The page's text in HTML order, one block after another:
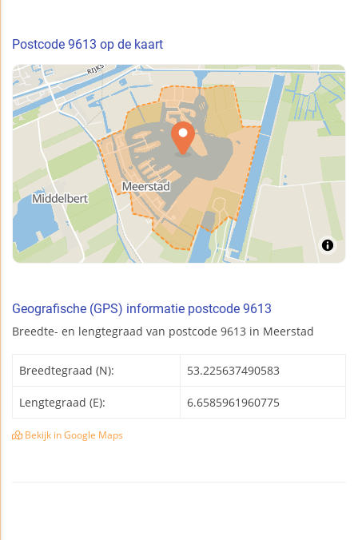
Postcode 9613 op de kaart
Geografische (GPS) informatie postcode 9613
Breedte- en lengtegraad van postcode 9613 in Meerstad
Breedtegraad (N): 53.225637490583
Lengtegraad (E): 6.6585961960775
Bekijk in Google Maps